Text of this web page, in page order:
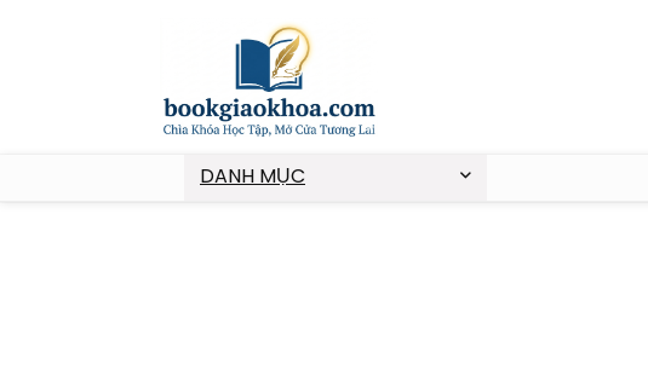
DANH MỤC